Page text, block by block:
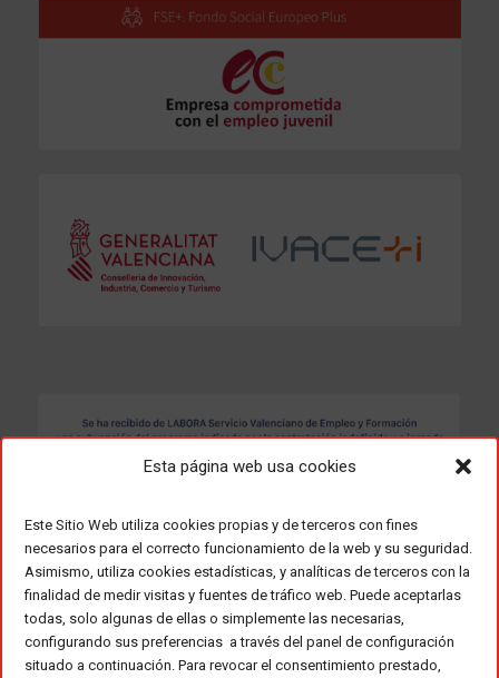
Esta página web usa cookies
Este Sitio Web utiliza cookies propias y de terceros con fines
necesarios para el correcto funcionamiento de la web y su seguridad.
Asimismo, utiliza cookies estadísticas, y analíticas de terceros con la
finalidad de medir visitas y fuentes de tráfico web. Puede aceptarlas
todas, solo algunas de ellas o simplemente las necesarias,
configurando sus preferencias a través del panel de configuración
situado a continuación. Para revocar el consentimiento prestado,